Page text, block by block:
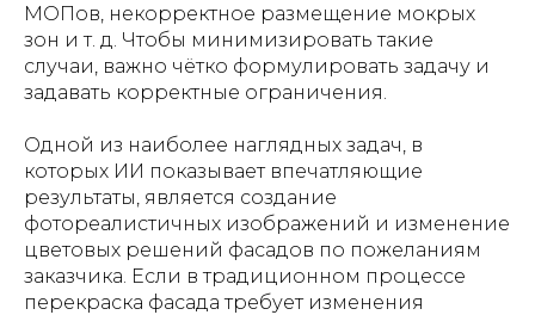
МОПов, некорректное размещение мокрых
зон и т. д. Чтобы минимизировать такие
случаи, важно чётко формулировать задачу и
задавать корректные ограничения.
Одной из наиболее наглядных задач, в
которых ИИ показывает впечатляющие
результаты, является создание
фотореалистичных изображений и изменение
цветовых решений фасадов по пожеланиям
заказчика. Если в традиционном процессе
перекраска фасада требует изменения